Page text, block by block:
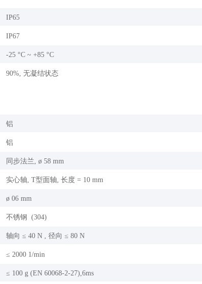
IP65
IP67
-25 °C ~ +85 °C
90%, 无凝结状态
铝
铝
同步法兰, ø 58 mm
实心轴, T型面轴, 长度 = 10 mm
ø 06 mm
不锈钢 (304)
轴向 ≤ 40 N , 径向 ≤ 80 N
≤ 2000 1/min
≤ 100 g (EN 60068-2-27),6ms